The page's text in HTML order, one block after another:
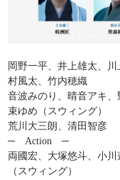
岡野一平、井上雄太、
村風太、竹内穂織
音波みのり、晴音アキ
束ゆめ（スウィング）
荒川大三朗、清田智彦
─ Action ─
両國宏、大塚悠斗、小
（スウィング）